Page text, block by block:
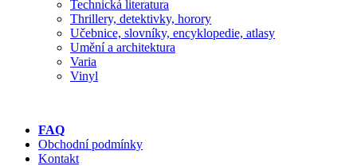
Technická literatura
Thrillery, detektivky, horory
Učebnice, slovníky, encyklopedie, atlasy
Umění a architektura
Varia
Vinyl
FAQ
Obchodní podmínky
Kontakt